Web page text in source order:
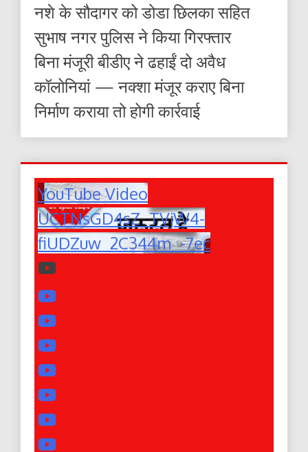
नशे के सौदागर को डोडा छिलका सहित
सुभाष नगर पुलिस ने किया गिरफ्तार
बिना मंजूरी बीडीए ने ढहाईं दो अवैध
कॉलोनियां — नक्शा मंजूर कराए बिना
निर्माण कराया तो होगी कार्रवाई
YouTube Video
UCTNsGD4sZ_TVjW4-
fiUDZuw_2C344m_-7ec